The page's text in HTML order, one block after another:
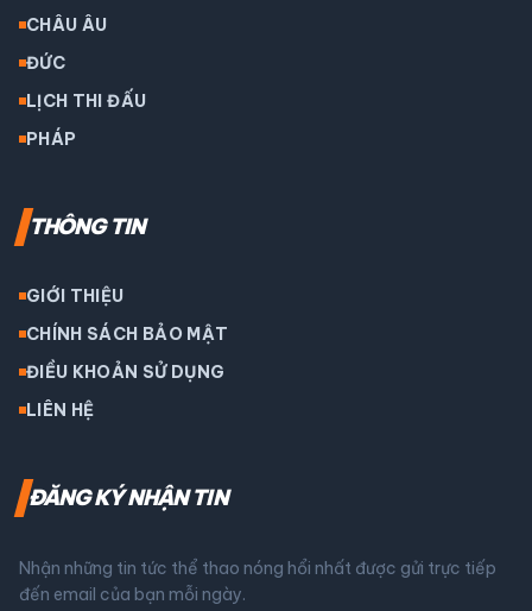
CHÂU ÂU
ĐỨC
LỊCH THI ĐẤU
PHÁP
THÔNG TIN
GIỚI THIỆU
CHÍNH SÁCH BẢO MẬT
ĐIỀU KHOẢN SỬ DỤNG
LIÊN HỆ
ĐĂNG KÝ NHẬN TIN
Nhận những tin tức thể thao nóng hổi nhất được gửi trực tiếp
đến email của bạn mỗi ngày.